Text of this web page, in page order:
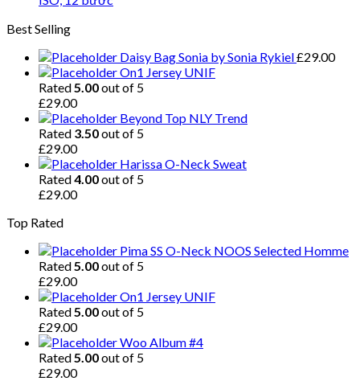
Best Selling
Daisy Bag Sonia by Sonia Rykiel£29.00
On1 Jersey UNIF
Rated 5.00out of 5
£29.00
Beyond Top NLY Trend
Rated 3.50out of 5
£29.00
Harissa O-Neck Sweat
Rated4.00out of 5
£29.00
Top Rated
Pima SS O-Neck NOOS Selected Homme
Rated 5.00out of 5
£29.00
On1 Jersey UNIF
Rated 5.00out of 5
£29.00
Woo Album #4
Rated 5.00out of 5
£29.00